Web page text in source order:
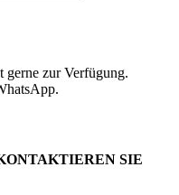
gerne zur Verfügung.
SIE